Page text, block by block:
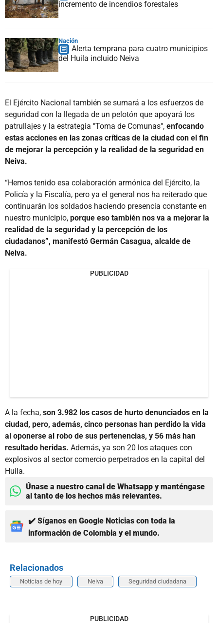
incremento de incendios forestales
Nación
Alerta temprana para cuatro municipios
del Huila incluido Neiva
El Ejército Nacional también se sumará a los esfuerzos de
seguridad con la llegada de un pelotón que apoyará los
patrullajes y la estrategia "Toma de Comunas", enfocando
estas acciones en las zonas críticas de la ciudad con el fin
de mejorar la percepción y la realidad de la seguridad en
Neiva.
“Hemos tenido esa colaboración armónica del Ejército, la
Policía y la Fiscalía, pero ya el general nos ha reiterado que
continuarán los soldados haciendo presencia constante en
nuestro municipio, porque eso también nos va a mejorar la
realidad de la seguridad y la percepción de los
ciudadanos”, manifestó Germán Casagua, alcalde de
Neiva.
PUBLICIDAD
A la fecha, son 3.982 los casos de hurto denunciados en la
ciudad, pero, además, cinco personas han perdido la vida
al oponerse al robo de sus pertenencias, y 56 más han
resultado heridas. Además, ya son 20 los ataques con
explosivos al sector comercio perpetrados en la capital del
Huila.
Únase a nuestro canal de Whatsapp y manténgase
al tanto de los hechos más relevantes.
✔️ Síganos en Google Noticias con toda la
información de Colombia y el mundo.
Relacionados
Noticias de hoy Neiva Seguridad ciudadana
PUBLICIDAD